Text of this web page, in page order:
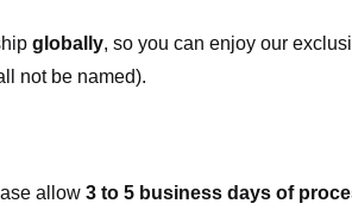
globally, so you can enjoy our
not be named).
allow 3 to 5 business days of